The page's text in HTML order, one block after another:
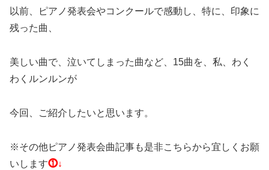
以前、ピアノ発表会やコンクールで感動し、特に、印象に
残った曲、
美しい曲で、泣いてしまった曲など、15曲を、私、わく
わくルンルンが
今回、ご紹介したいと思います。
※その他ピアノ発表会曲記事も是非こちらから宜しくお願
いします⓵↓